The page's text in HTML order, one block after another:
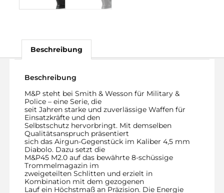
Beschreibung
Beschreibung
M&P steht bei Smith & Wesson für Military &
Police – eine Serie, die
seit Jahren starke und zuverlässige Waffen für
Einsatzkräfte und den
Selbstschutz hervorbringt. Mit demselben
Qualitätsanspruch präsentiert
sich das Airgun-Gegenstück im Kaliber 4,5 mm
Diabolo. Dazu setzt die
M&P45 M2.0 auf das bewährte 8-schüssige
Trommelmagazin im
zweigeteilten Schlitten und erzielt in
Kombination mit dem gezogenen
Lauf ein Höchstmaß an Präzision. Die Energie